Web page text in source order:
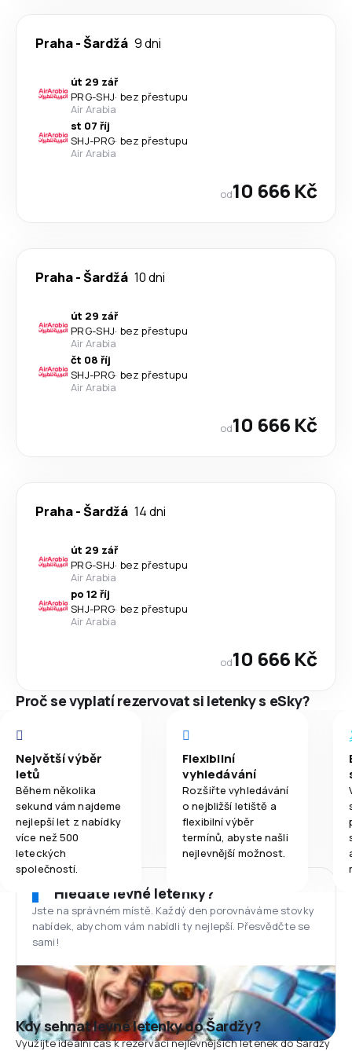
Praha-Šardžá 9 dni
út 29 zář
PRG-SHJ· bez přestupu
Air Arabia
st 07 říj
SHJ-PRG· bez přestupu
Air Arabia
od10 666 Kč
Praha-Šardžá 10 dni
út 29 zář
PRG-SHJ· bez přestupu
Air Arabia
čt 08 říj
SHJ-PRG· bez přestupu
Air Arabia
od10 666 Kč
Praha-Šardžá 14 dni
út 29 zář
PRG-SHJ· bez přestupu
Air Arabia
po 12 říj
SHJ-PRG· bez přestupu
Air Arabia
od10 666 Kč
Proč se vyplatí rezervovat si letenky s eSky?
Největší výběr
letů
Během několika
sekund vám najdeme
nejlepší let z nabídky
více než 500
leteckých
společností.
Flexibilní
vyhledávání
Rozšiřte vyhledávání
o nejbližší letiště a
flexibilní výběr
termínů, abyste našli
nejlevnější možnost.
Hledáte levné letenky?
Jste na správném místě. Každý den porovnáváme stovky
nabídek, abychom vám nabídli ty nejlepší. Přesvědčte se
sami!
Kdy sehnat levné letenky do Šardžy?
Využijte ideální čas k rezervaci nejlevnějších letenek do Šardžy